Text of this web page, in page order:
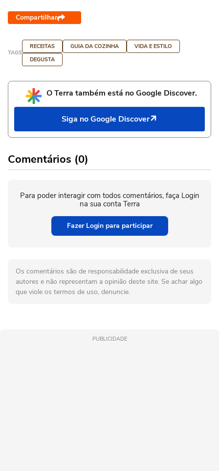
Compartilhar
TAGS
RECEITAS GUIA DA COZINHA
VIDA E ESTILO
DEGUSTA
O Terra também está no Google Discover.
Siga no Google Discover
Comentários (0)
Para poder interagir com todos comentários, faça Login
na sua conta Terra
Fazer Login para participar
Os comentários são de responsabilidade exclusiva de seus
autores e não representam a opinião deste site. Se achar algo
que viole os termos de uso, denuncie.
PUBLICIDADE